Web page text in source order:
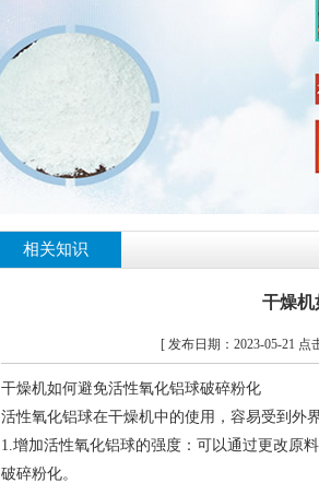
相关知识
干燥机
[ 发布日期：2023-05-21 点
干燥机如何避免活性氧化铝球破碎粉化
活性氧化铝球在干燥机中的使用，容易受到外
1.增加活性氧化铝球的强度：可以通过更改原
破碎粉化。